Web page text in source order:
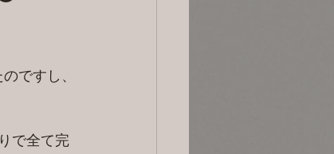
ですし、
で全て完